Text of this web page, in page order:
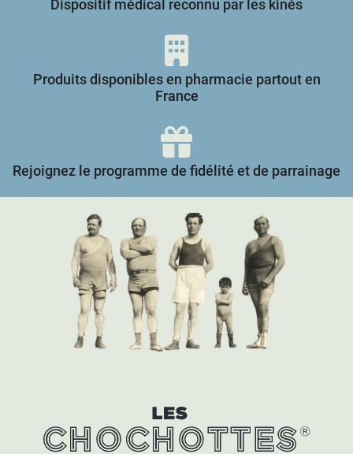
Dispositif médical reconnu par les kinés
Produits disponibles en pharmacie partout en
France
Rejoignez le programme de fidélité et de parrainage